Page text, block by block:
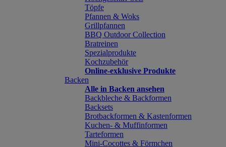
Töpfe
Pfannen & Woks
Grillpfannen
BBQ Outdoor Collection
Bratreinen
Spezialprodukte
Kochzubehör
Online-exklusive Produkte
Backen
Alle in Backen ansehen
Backbleche & Backformen
Backsets
Brotbackformen & Kastenformen
Kuchen- & Muffinformen
Tarteformen
Mini-Cocottes & Förmchen